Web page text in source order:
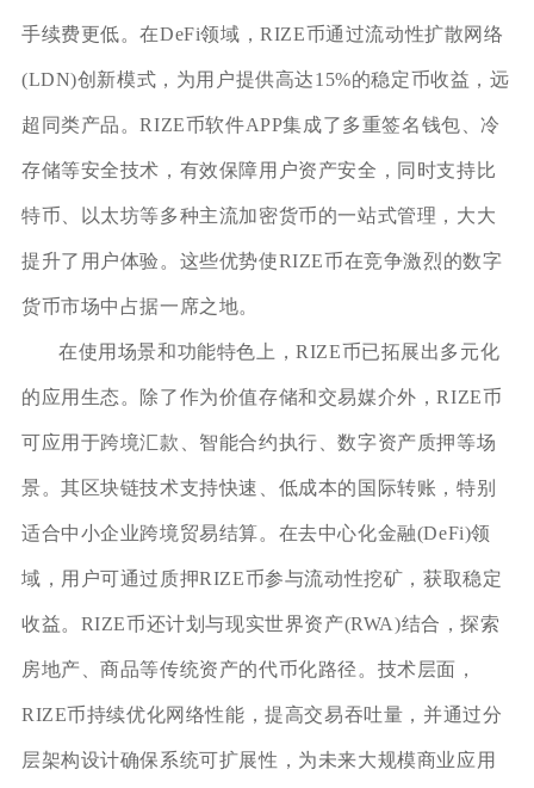
手续费更低。在DeFi领域，RIZE币通过流动性扩散网络
(LDN)创新模式，为用户提供高达15%的稳定币收益，远
超同类产品。RIZE币软件APP集成了多重签名钱包、冷
存储等安全技术，有效保障用户资产安全，同时支持比
特币、以太坊等多种主流加密货币的一站式管理，大大
提升了用户体验。这些优势使RIZE币在竞争激烈的数字
货币市场中占据一席之地。
在使用场景和功能特色上，RIZE币已拓展出多元化
的应用生态。除了作为价值存储和交易媒介外，RIZE币
可应用于跨境汇款、智能合约执行、数字资产质押等场
景。其区块链技术支持快速、低成本的国际转账，特别
适合中小企业跨境贸易结算。在去中心化金融(DeFi)领
域，用户可通过质押RIZE币参与流动性挖矿，获取稳定
收益。RIZE币还计划与现实世界资产(RWA)结合，探索
房地产、商品等传统资产的代币化路径。技术层面，
RIZE币持续优化网络性能，提高交易吞吐量，并通过分
层架构设计确保系统可扩展性，为未来大规模商业应用